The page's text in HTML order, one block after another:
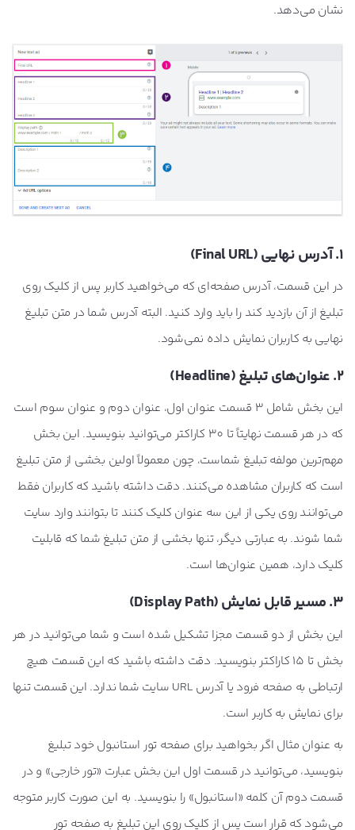
نشان می‌دهد.
1. آدرس نهایی (Final URL)
در این قسمت، آدرس صفحه‌ای که می‌خواهید کاربر پس از کلیک روی
تبلیغ از آن بازدید کند را باید وارد کنید. البته آدرس شما در متن تبلیغ
نهایی به کاربران نمایش داده نمی‌شود.
2. عنوان‌های‌ تبلیغ ( Headline
)
این بخش شامل 3 قسمت عنوان اول، عنوان دوم و عنوان سوم است
که در هر قسمت نهایتاً تا 30 کاراکتر می‌توانید بنویسید. این بخش
مهم‌ترین مولفه تبلیغ شماست، چون معمولاً اولین بخشی از متن تبلیغ
است که کاربران مشاهده می‌کنند. دقت داشته باشید که کاربران فقط
می‌توانند روی یکی از این سه عنوان کلیک کنند تا بتوانند وارد سایت
شما شوند. به عبارتی دیگر، تنها بخشی از متن تبلیغ شما که قابلیت
کلیک دارد، همین عنوان‌ها است.
3. مسیر قابل نمایش ( Display Path
)
این بخش از دو قسمت مجزا تشکیل شده است و شما می‌توانید در هر
بخش تا 15 کاراکتر بنویسید. دقت داشته باشید که این قسمت هیچ
ارتباطی به صفحه فرود یا آدرس URL سایت شما ندارد. این قسمت تنها
برای نمایش به کاربر است.
به عنوان مثال اگر بخواهید برای صفحه تور استانبول خود تبلیغ
بنویسید، می‌توانید در قسمت اول این بخش عبارت «تور خارجی» و در
قسمت دوم آن کلمه «استانبول» را بنویسید. به این صورت کاربر متوجه
می‌شود که قرار است پس از کلیک روی این تبلیغ به صفحه تور